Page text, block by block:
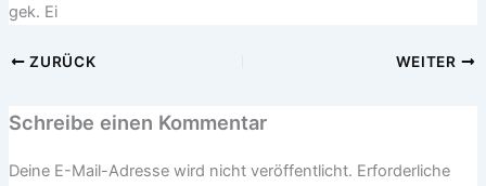
gek. Ei
ZURÜCK WEITER
Schreibe einen Kommentar
Deine E-Mail-Adresse wird nicht veröffentlicht. Erforderliche